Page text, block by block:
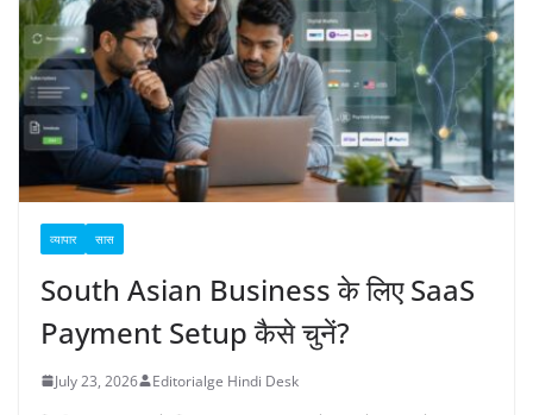
व्यापार सास
South Asian Business के लिए SaaS
Payment Setup कैसे चुनें?
July 23, 2026 Editorialge Hindi Desk